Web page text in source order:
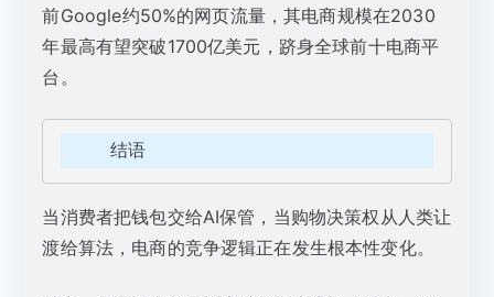
前Google约50%的网页流量，其电商规模在2030
年最高有望突破1700亿美元，跻身全球前十电商平
台。
    结语
当消费者把钱包交给AI保管，当购物决策权从人类让
渡给算法，电商的竞争逻辑正在发生根本性变化。